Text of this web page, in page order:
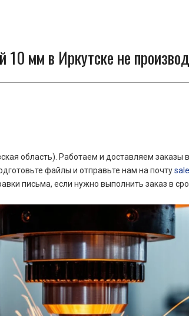
10 мм в Иркутске не
область). Работаем и доставляем заказы
файлы и отправьте нам на почту
письма, если нужно выполнить заказ в